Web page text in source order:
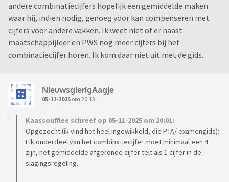
andere combinatiecijfers hopelijk een gemiddelde maken
waar hij, indien nodig, genoeg voor kan compenseren met
cijfers voor andere vakken. Ik weet niet of er naast
maatschappijleer en PWS nog meer cijfers bij het
combinatiecijfer horen. Ik kom daar niet uit met de gids.
NieuwsgierigAagje
05-11-2025 om 20:13
Kaassoufflee schreef op 05-11-2025 om 20:01:
Opgezocht (ik vind het heel ingewikkeld, die PTA/ examengids):
Elk onderdeel van het combinatiecijfer moet minimaal een 4
zijn, het gemiddelde afgeronde cijfer telt als 1 cijfer in de
slagingsregeling.